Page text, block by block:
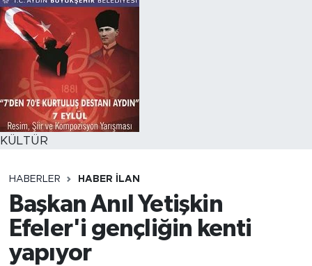
KÜLTÜR
HABERLER HABER İLAN
Başkan Anıl Yetişkin
Efeler'i gençliğin kenti
yapıyor